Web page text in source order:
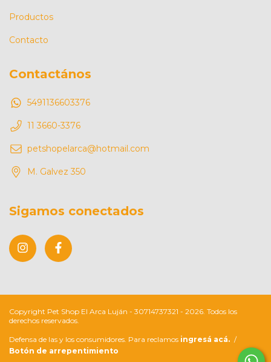
Productos
Contacto
Contactános
5491136603376
11 3660-3376
petshopelarca@hotmail.com
M. Galvez 350
Sigamos conectados
Copyright Pet Shop El Arca Luján - 30714737321 - 2026. Todos los
derechos reservados.
Defensa de las y los consumidores. Para reclamos ingresá acá. /
Botón de arrepentimiento